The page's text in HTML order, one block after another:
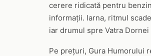
cerere ridicată pentru
informații. Iarna, ritmul
iar drumul spre Vatra
Pe prețuri, Gura Humorului